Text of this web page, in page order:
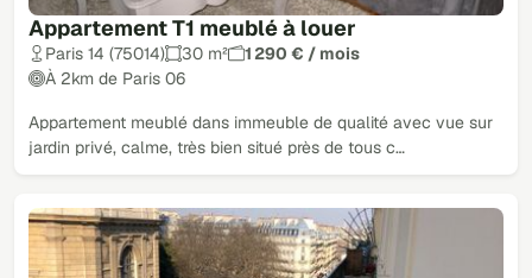
Appartement T1 meublé à louer
Paris 14 (75014) 30 m²
1 290 € / mois
À 2km de Paris 06
Appartement meublé dans immeuble de qualité avec vue sur
jardin privé, calme, très bien situé près de tous c…